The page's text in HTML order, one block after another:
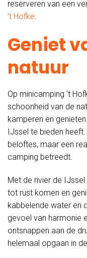
reserveren van een
’t Hofke.
Geniet
natuur
Op minicamping ’t
schoonheid van de
kamperen en
IJssel te bieden
beloftes, maar een
camping betreedt.
Met de rivier de
tot rust komen en
kabbelende water en
gevoel van harmonie
ontsnappen aan de
helemaal opgaan in